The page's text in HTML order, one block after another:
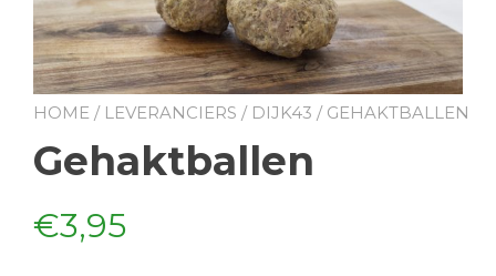
HOME / LEVERANCIERS / DIJK43 / GEHAKTBALLEN
Gehaktballen
€3,95